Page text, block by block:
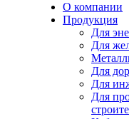
О компании
Продукция
Для
Для
Для
Для
Для